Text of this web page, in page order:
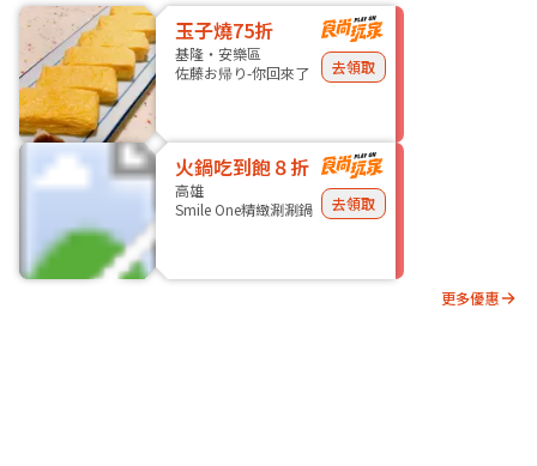
玉子燒75折
基隆・安樂區
佐藤お帰り-你回來了
去領取
火鍋吃到飽８折
高雄
Smile One精緻涮涮鍋
去領取
更多優惠